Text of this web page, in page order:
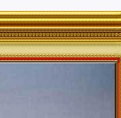
Italia...